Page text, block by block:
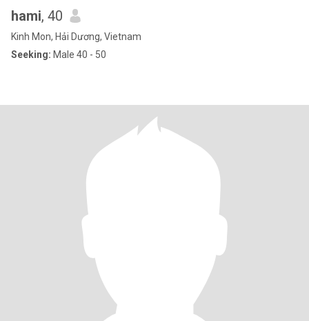
hami, 40
Kinh Mon, Hải Dương, Vietnam
Seeking: Male 40 - 50